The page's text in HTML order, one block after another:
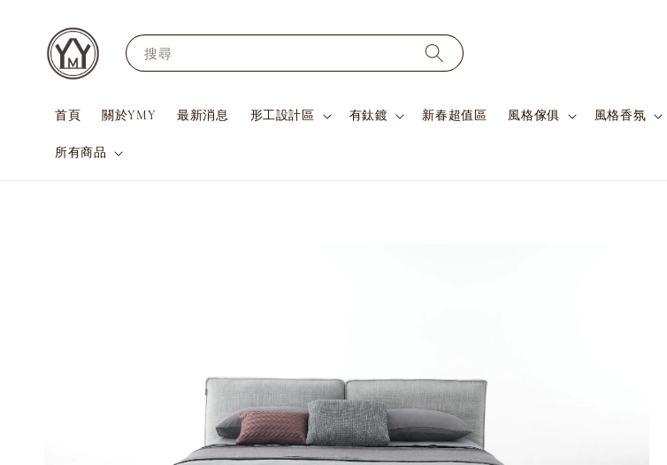
搜尋
首頁 關於YMY 最新消息 形工設計區 有鈦鍍 新春超值區 風格傢俱 風格香氛
所有商品